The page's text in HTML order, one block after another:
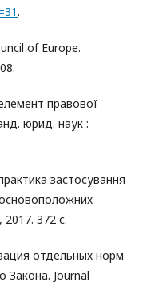
.
of Europe.
правової
юрид. наук :
застосування
372 с.
отдельных норм
Закона. Journal